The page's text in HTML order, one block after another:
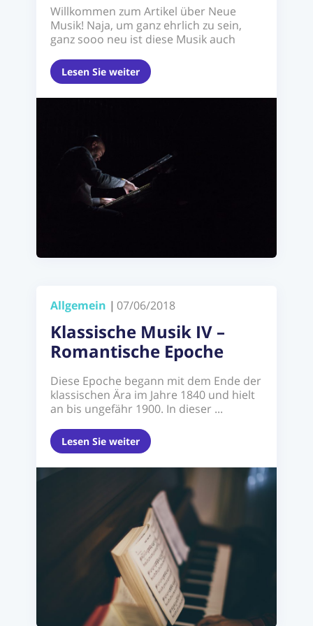
Willkommen zum Artikel über Neue
Musik! Naja, um ganz ehrlich zu sein,
ganz sooo neu ist diese Musik auch
Lesen Sie weiter
Allgemein | 07/06/2018
Klassische Musik IV –
Romantische Epoche
Diese Epoche begann mit dem Ende der
klassischen Ära im Jahre 1840 und hielt
an bis ungefähr 1900. In dieser ...
Lesen Sie weiter